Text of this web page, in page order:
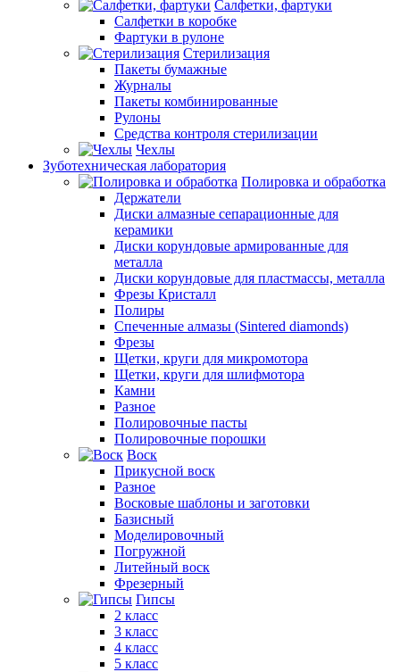
Салфетки, фартуки
Салфетки в коробке
Фартуки в рулоне
Стерилизация
Пакеты бумажные
Журналы
Пакеты комбинированные
Рулоны
Средства контроля стерилизации
Чехлы
Зуботехническая лаборатория
Полировка и обработка
Держатели
Диски алмазные сепарационные для
керамики
Диски корундовые армированные для
металла
Диски корундовые для пластмассы, металла
Фрезы Кристалл
Полиры
Спеченные алмазы (Sintered diamonds)
Фрезы
Щетки, круги для микромотора
Щетки, круги для шлифмотора
Камни
Разное
Полировочные пасты
Полировочные порошки
Воск
Прикусной воск
Разное
Восковые шаблоны и заготовки
Базисный
Моделировочный
Погружной
Литейный воск
Фрезерный
Гипсы
2 класс
3 класс
4 класс
5 класс